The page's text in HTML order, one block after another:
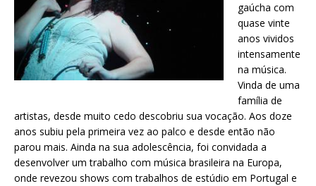
gaúcha com
quase vinte
anos vividos
intensamente
na música.
Vinda de uma
família de
artistas, desde muito cedo descobriu sua vocação. Aos doze
anos subiu pela primeira vez ao palco e desde então não
parou mais. Ainda na sua adolescência, foi convidada a
desenvolver um trabalho com música brasileira na Europa,
onde revezou shows com trabalhos de estúdio em Portugal e